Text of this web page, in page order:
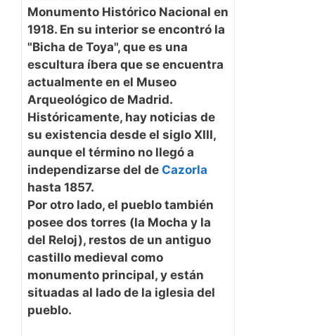
Monumento Histórico Nacional en
1918. En su interior se encontró la
"Bicha de Toya", que es una
escultura íbera que se encuentra
actualmente en el Museo
Arqueológico de Madrid.
Históricamente, hay noticias de
su existencia desde el siglo XIII,
aunque el término no llegó a
independizarse del de Cazorla
hasta 1857.
Por otro lado, el pueblo también
posee dos torres (la Mocha y la
del Reloj), restos de un antiguo
castillo medieval como
monumento principal, y están
situadas al lado de la iglesia del
pueblo.